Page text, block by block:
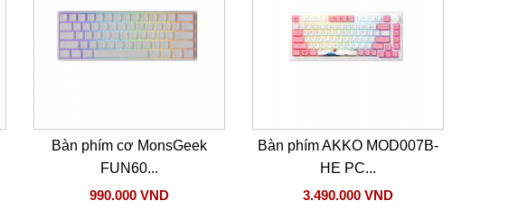
Bàn phím cơ MonsGeek
FUN60...
990.000 VND
Bàn phím AKKO MOD007B-
HE PC...
3.490.000 VND